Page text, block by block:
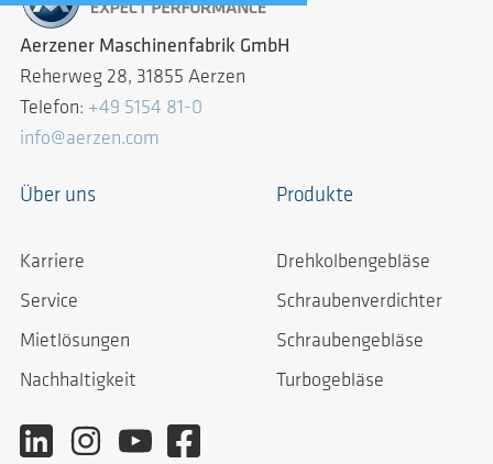
Aerzener Maschinenfabrik GmbH
Reherweg 28, 31855 Aerzen
Telefon: +49 5154 81-0
info@aerzen.com
Über uns
Karriere
Service
Mietlösungen
Nachhaltigkeit
Produkte
Drehkolbengebläse
Schraubenverdichter
Schraubengebläse
Turbogebläse